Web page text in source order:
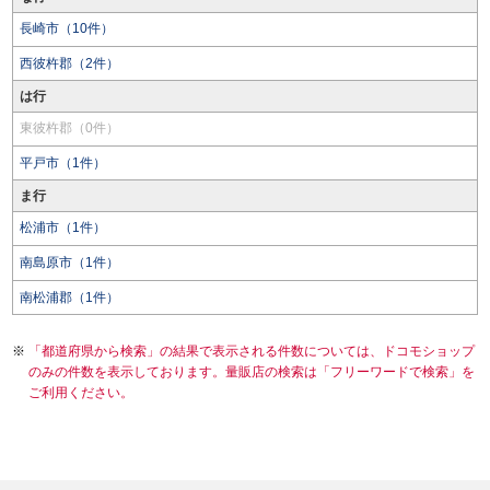
長崎市（10件）
西彼杵郡（2件）
は行
東彼杵郡（0件）
平戸市（1件）
ま行
松浦市（1件）
南島原市（1件）
南松浦郡（1件）
「都道府県から検索」の結果で表示される件数については、ドコモショップ
のみの件数を表示しております。量販店の検索は「フリーワードで検索」を
ご利用ください。